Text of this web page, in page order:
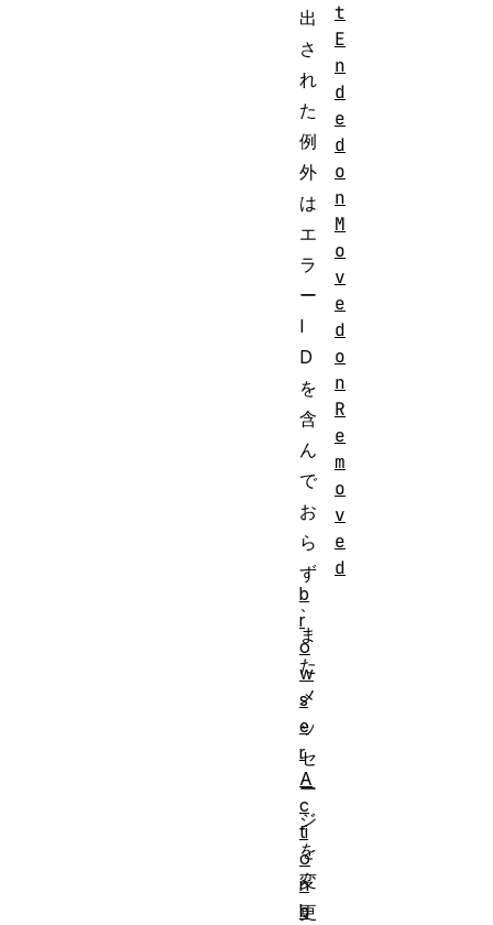
出
さ
れ
た
例
外
は
エ
ラ
ー
I
D
を
含
ん
で
お
ら
ず
、
ま
た
メ
ッ
セ
ー
ジ
を
変
更
t
E
n
d
e
d
o
n
M
o
v
e
d
o
n
R
e
m
o
v
e
d
b
r
o
w
s
e
r
A
c
ti
o
n
b